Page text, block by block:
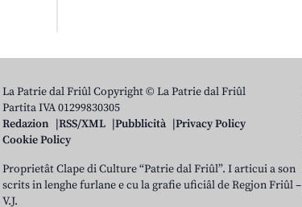
La Patrie dal Friûl Copyright © La Patrie dal Friûl
Partita IVA 01299830305
Redazion
RSS/XML Pubblicità
Privacy Policy
Cookie Policy
Proprietât Clape di Culture “Patrie dal Friûl”. I articui a son
scrits in lenghe furlane e cu la grafie uficiâl de Regjon Friûl –
V.J.